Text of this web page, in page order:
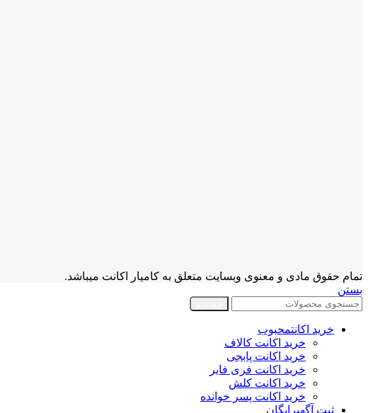
تمام حقوق مادی و معنوی وبسایت متعلق به کامیار اکانت میباشد.
بستن
خرید اکانتمحبوب
خرید اکانت کالاف
خرید اکانت پابجی
خرید اکانت فری فایر
خرید اکانت کلش
خرید اکانت پسر خوانده
ثبت آگهیرایگان